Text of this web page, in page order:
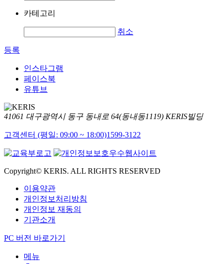
카테고리
취소
등록
인스타그램
페이스북
유튜브
41061 대구광역시 동구 동내로 64(동내동1119) KERIS빌딩
고객센터 (평일: 09:00 ~ 18:00)1599-3122
Copyright© KERIS. ALL RIGHTS RESERVED
이용약관
개인정보처리방침
개인정보 재동의
기관소개
PC 버전 바로가기
메뉴